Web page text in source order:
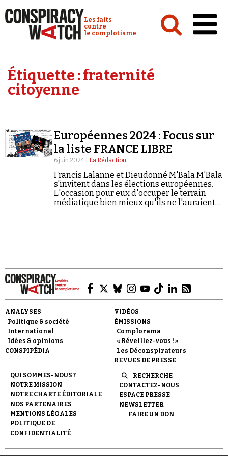
Conspiracy Watch :
Les faits
contre
le complotisme
Analyses
Émissions
Revues de presse
Faire un don
Demander à Vera
Étiquette :fraternité
citoyenne
Européennes 2024 : Focus sur
la liste FRANCE LIBRE
6 juin 2024 | La Rédaction
Francis Lalanne et Dieudonné M'Bala M'Bala
s'invitent dans les élections européennes.
L'occasion pour eux d'occuper le terrain
médiatique bien mieux qu'ils ne l'auraient
ANALYSES
Politique & société
International
Idées & opinions
CONSPIPÉDIA
VIDÉOS
ÉMISSIONS
Complorama
« Réveillez-vous ! »
Les Déconspirateurs
REVUES DE PRESSE
QUI SOMMES-NOUS ?
NOTRE MISSION
NOTRE CHARTE ÉDITORIALE
NOS PARTENAIRES
MENTIONS LÉGALES
POLITIQUE DE
CONFIDENTIALITÉ
RECHERCHE
CONTACTEZ-NOUS
ESPACE PRESSE
NEWSLETTER
FAIRE UN DON